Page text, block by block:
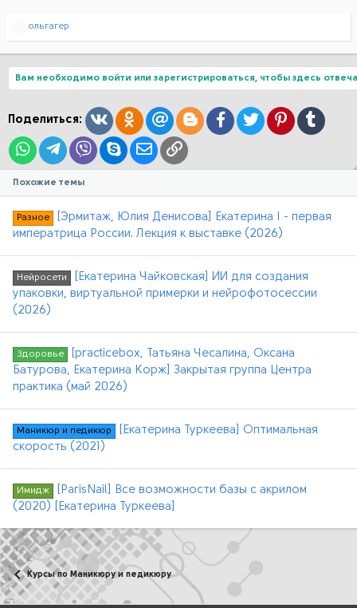
Р
ц
и
:
ольгагер
Вам необходимо войти или зарегистрироваться, чтобы здесь
Поделиться: ВконтактеОдноклассники
Mail.ruBloggerFacebook
TwitterPinterestTumblr
WhatsAppTelegram
Viber SkypeЭлектронная почта
Ссылка
Похожие темы
Разное
[Эрмитаж, Юлия Денисова] Екатерина I - первая
императрица России. Лекция к выставке (2026)
Нейросети
[Екатерина Чайковская] ИИ для создания
упаковки, виртуальной примерки и нейрофотосессии
(2026)
Здоровье
[practicebox, Татьяна Чесалина, Оксана
Батурова, Екатерина Корж] Закрытая группа Центра
практика (май 2026)
Маникюр и педикюр
[Екатерина Туркеева] Оптимальная
скорость (2021)
Имидж
[ParisNail] Все возможности базы с акрилом
(2020) [Екатерина Туркеева]
Курсы по Маникюру и педикюру